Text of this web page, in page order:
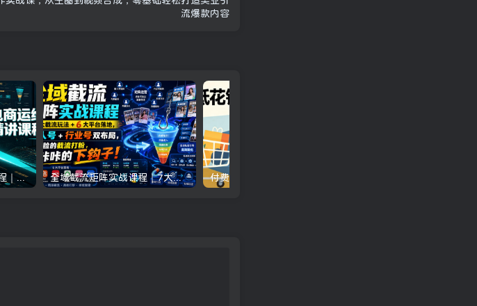
流爆款内容
品牌电商运维实战精讲课程｜吃透电商品牌落地逻辑、穿越行业周期、搭建长效变现运营体系 全域截流矩阵实战课程｜7大截流玩法+6大平台落地，素人号+行业号双布局，不要脸的截流打粉，咔咔咔的下钩子！